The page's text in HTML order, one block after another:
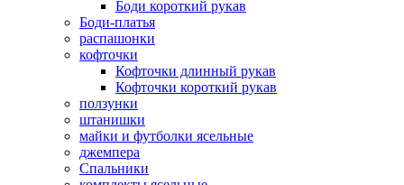
Боди короткий рукав
Боди-платья
распашонки
кофточки
Кофточки длинный рукав
Кофточки короткий рукав
ползунки
штанишки
майки и футболки ясельные
джемпера
Спальники